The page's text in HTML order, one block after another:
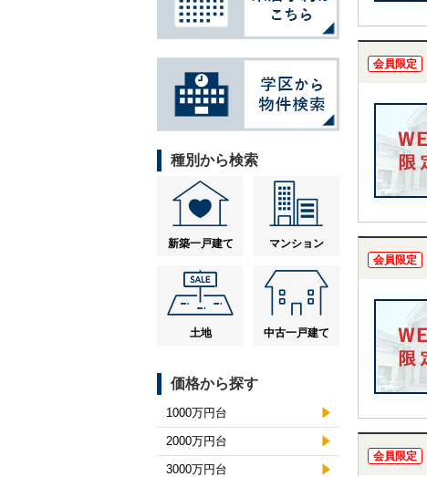
会員限定
会員限定
会員限定
種別から検索
新築一戸建て マンション
土地 中古一戸建て
価格から探す
1000万円台
2000万円台
3000万円台